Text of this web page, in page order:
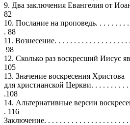
9. Два заключения Евангелия от
82
10. Послание на проповедь. . . . . . . .
. 88
11. Вознесение. . . . . . . . . . . . . . . . . .
98
12. Сколько раз воскресший Иисус
105
13. Значение воскресения Христова
для христианской Церкви. . . . . . . . .
.108
14. Альтернативные версии
. 116
Заключение. . . . . . . . . . . . . . . . . . . . .